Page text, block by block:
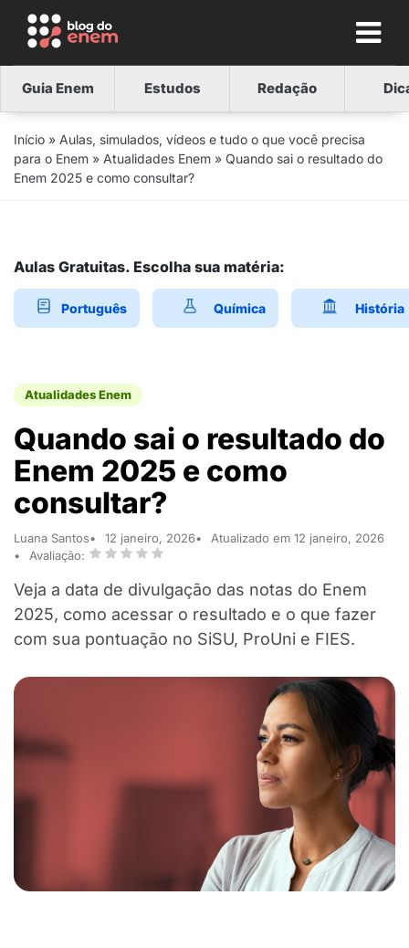
Guia Enem Estudos Redação
Início » Aulas, simulados, vídeos e tudo o que você precisa
para o Enem » Atualidades Enem » Quando sai o resultado do
Enem 2025 e como consultar?
Aulas Gratuitas. Escolha sua matéria:
Português Química História
Atualidades Enem
Quando sai o resultado do
Enem 2025 e como
consultar?
Luana Santos 12 janeiro, 2026
Atualizado em 12 janeiro, 2026
Avaliação:
Veja a data de divulgação das notas do Enem
2025, como acessar o resultado e o que fazer
com sua pontuação no SiSU, ProUni e FIES.